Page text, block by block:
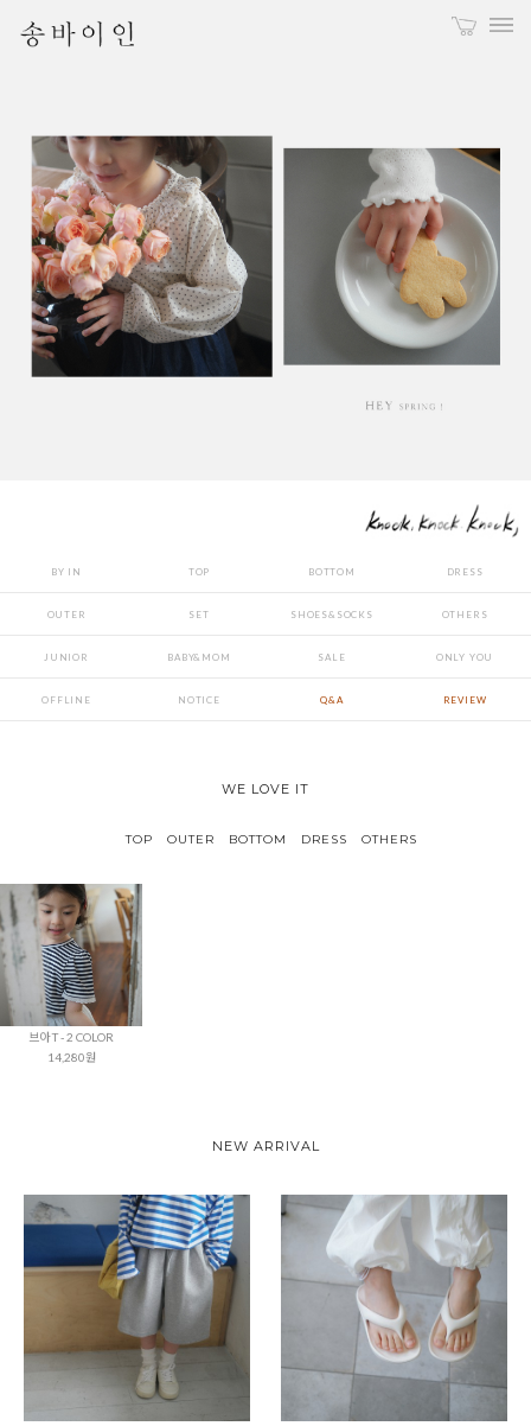
BY IN TOP BOTTOM DRESS
OUTER SET SHOES&SOCKS OTHERS
JUNIOR BABY&MOM SALE ONLY YOU
OFFLINE NOTICE Q&A REVIEW
WE LOVE IT
TOP OUTER BOTTOM DRESS OTHERS
브아 T - 2 COLOR
14,280원
NEW ARRIVAL